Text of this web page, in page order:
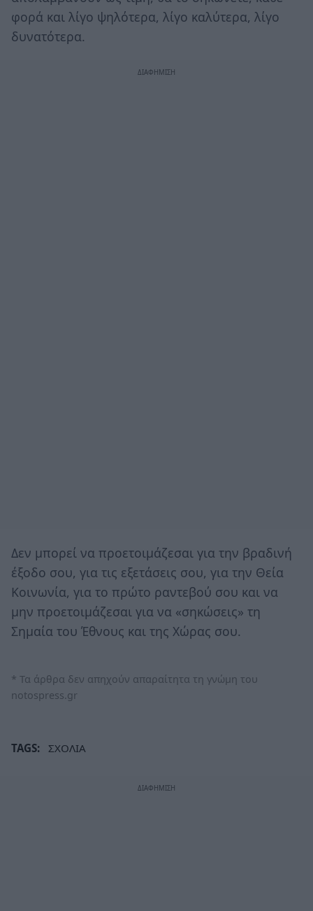
φορά και λίγο ψηλότερα, λίγο καλύτερα, λίγο
δυνατότερα.
Δεν μπορεί να προετοιμάζεσαι για την βραδινή
έξοδο σου, για τις εξετάσεις σου, για την Θεία
Κοινωνία, για το πρώτο ραντεβού σου και να
μην προετοιμάζεσαι για να «σηκώσεις» τη
Σημαία του Έθνους και της Χώρας σου.
* Τα άρθρα δεν απηχούν απαραίτητα τη γνώμη του
notospress.gr
TAGS: ΣΧΟΛΙΑ